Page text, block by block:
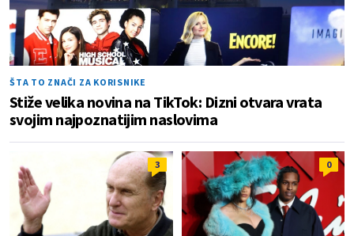
ŠTA TO ZNAČI ZA KORISNIKE
Stiže velika novina na TikTok: Dizni otvara vrata
svojim najpoznatijim naslovima
3 0